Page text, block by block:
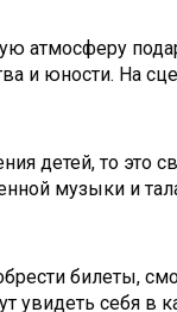
атмосферу
и юности. На
детей, то это
музыки и
билеты,
увидеть себя в